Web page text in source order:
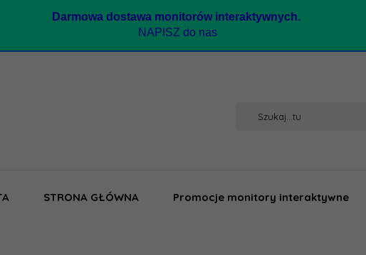
Darmowa dostawa monitorów interaktywnych.
NAPISZ do nas
STRONA GŁÓWNA Promocje monitory interaktywne